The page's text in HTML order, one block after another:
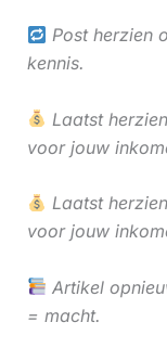
Post herzien
kennis.
Laatst
voor jouw
Laatst
voor jouw
Artikel
= macht.